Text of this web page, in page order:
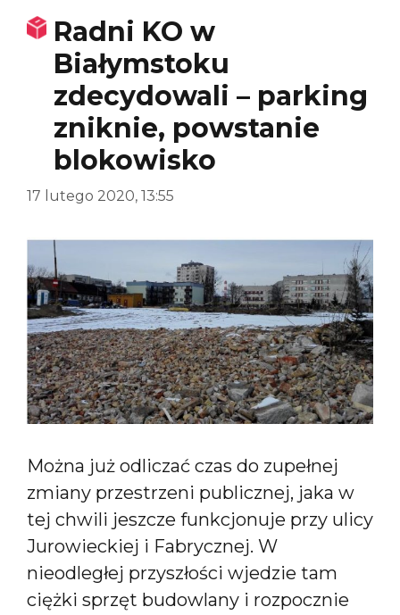
Radni KO w
Białymstoku
zdecydowali – parking
zniknie, powstanie
blokowisko
17 lutego 2020, 13:55
Można już odliczać czas do zupełnej
zmiany przestrzeni publicznej, jaka w
tej chwili jeszcze funkcjonuje przy ulicy
Jurowieckiej i Fabrycznej. W
nieodległej przyszłości wjedzie tam
ciężki sprzęt budowlany i rozpocznie